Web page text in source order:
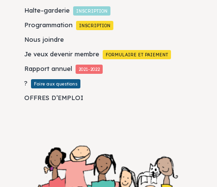
Halte-garderie
INSCRIPTION
Programmation INSCRIPTION
Nous joindre
Je veux devenir membre
FORMULAIRE ET PAIEMENT
Rapport annuel 2021-2022
? Foire aux questions
OFFRES D’EMPLOI